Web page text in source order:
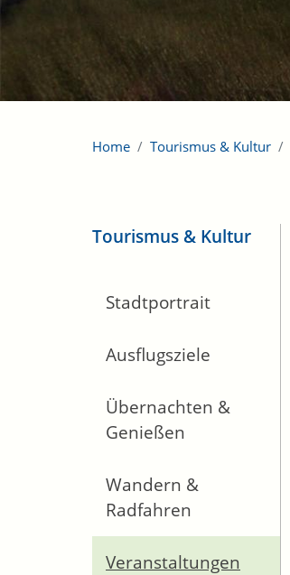
Home Tourismus & Kultur
Tourismus & Kultur
Stadtportrait
Ausflugsziele
Übernachten &
Genießen
Wandern &
Radfahren
Veranstaltungen